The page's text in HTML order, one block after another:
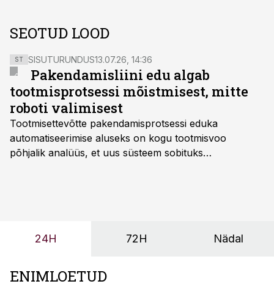
SEOTUD LOOD
ST SISUTURUNDUS13.07.26, 14:36
Pakendamisliini edu algab
tootmisprotsessi mõistmisest, mitte
roboti valimisest
Tootmisettevõtte pakendamisprotsessi eduka
automatiseerimise aluseks on kogu tootmisvoo
põhjalik analüüs, et uus süsteem sobituks
OÜ tegevjuht Sander Mitendorf.
24H 72H Nädal
ENIMLOETUD